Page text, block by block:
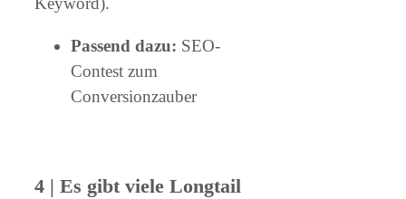
Passend dazu: SEO-
Contest zum
Conversionzauber
4 | Es gibt viele Longtail